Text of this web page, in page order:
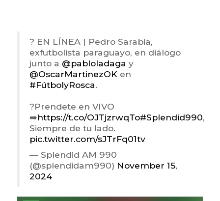
? EN LÍNEA | Pedro Sarabia,
exfutbolista paraguayo, en diálogo
junto a @pabloladaga y
@OscarMartinezOK en
#FútbolyRosca.
?Prendete en VIVO
➡️https://t.co/OJTjzrwqTo#Splendid990,
Siempre de tu lado.
pic.twitter.com/sJTrFq01tv
— Splendid AM 990
(@splendidam990) November 15,
2024